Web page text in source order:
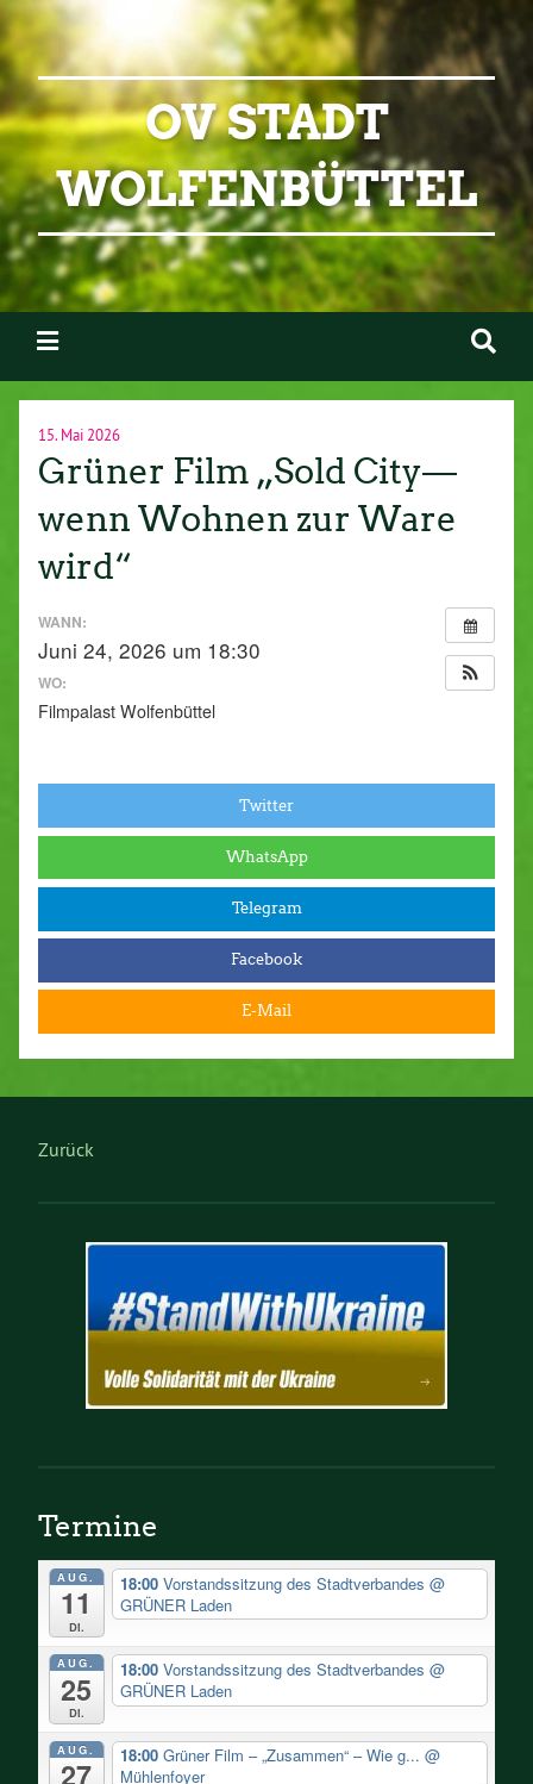
OV STADT
WOLFENBÜTTEL
15. Mai 2026
Grüner Film „Sold City—
wenn Wohnen zur Ware
wird“
WANN:
Juni 24, 2026 um 18:30
WO:
Filmpalast Wolfenbüttel
Twitter
WhatsApp
Telegram
Facebook
E-Mail
Zurück
Termine
AUG.
11
Di.
18:00 Vorstandssitzung des Stadtverbandes @
GRÜNER Laden
AUG.
25
Di.
18:00 Vorstandssitzung des Stadtverbandes @
GRÜNER Laden
AUG.
27
18:00 Grüner Film – „Zusammen“ – Wie g... @
Mühlenfoyer